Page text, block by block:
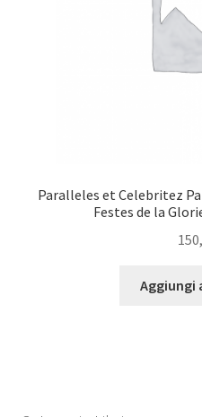
Paralleles et Celebritez
Festes de la
Aggiungi